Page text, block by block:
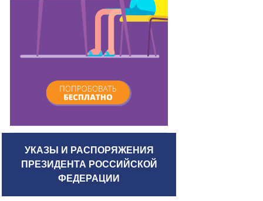
УКАЗЫ И РАСПОРЯЖЕНИЯ
ПРЕЗИДЕНТА РОССИЙСКОЙ
ФЕДЕРАЦИИ